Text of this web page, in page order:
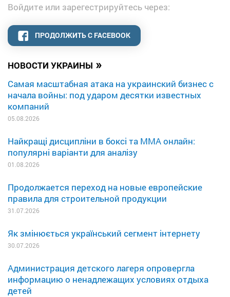
НОВОСТИ УКРАИНЫ »
Самая масштабная атака на украинский бизнес с
начала войны: под ударом десятки известных
компаний
05.08.2026
Найкращі дисципліни в боксі та MMA онлайн:
популярні варіанти для аналізу
01.08.2026
Продолжается переход на новые европейские
правила для строительной продукции
31.07.2026
Як змінюється український сегмент інтернету
30.07.2026
Администрация детского лагеря опровергла
информацию о ненадлежащих условиях отдыха
детей
Войдите или зарегестрируйтесь через:
ПРОДОЛЖИТЬ С FACEBOOK